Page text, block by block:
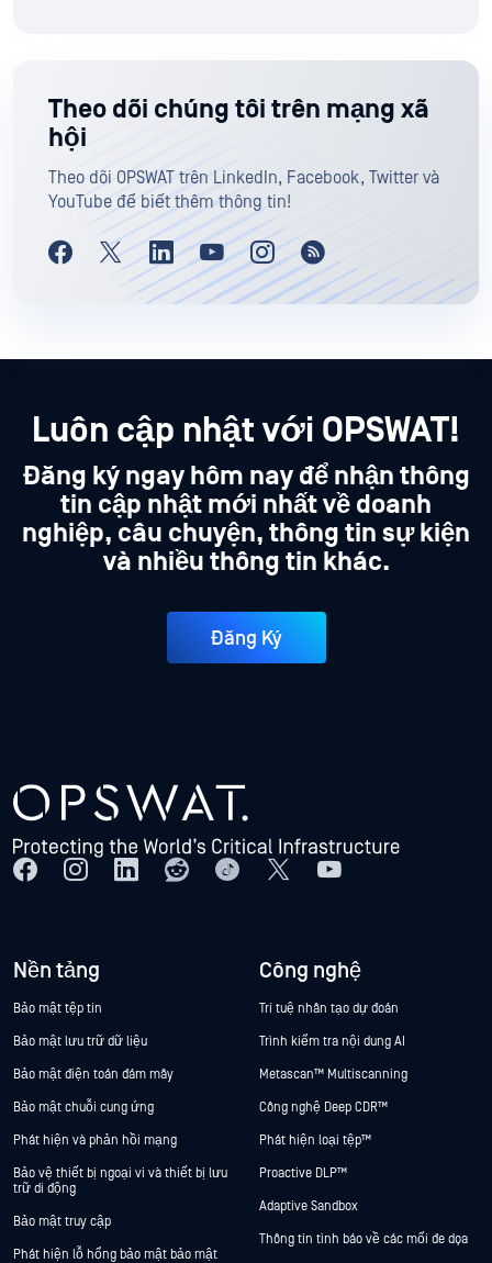
Theo dõi chúng tôi trên mạng xã
hội
Theo dõi OPSWAT trên LinkedIn, Facebook, Twitter và
YouTube để biết thêm thông tin!
Luôn cập nhật với OPSWAT!
Đăng ký ngay hôm nay để nhận thông
tin cập nhật mới nhất về doanh
nghiệp, câu chuyện, thông tin sự kiện
và nhiều thông tin khác.
Đăng Ký
Nền tảng
Bảo mật tệp tin
Bảo mật lưu trữ dữ liệu
Bảo mật điện toán đám mây
Bảo mật chuỗi cung ứng
Phát hiện và phản hồi mạng
Bảo vệ thiết bị ngoại vi và thiết bị lưu
trữ di động
Bảo mật truy cập
Phát hiện lỗ hổng bảo mật bảo mật
Công nghệ
Trí tuệ nhân tạo dự đoán
Trình kiểm tra nội dung AI
Metascan™ Multiscanning
Công nghệ Deep CDR™
Phát hiện loại tệp™
Proactive DLP™
Adaptive Sandbox
Thông tin tình báo về các mối đe dọa